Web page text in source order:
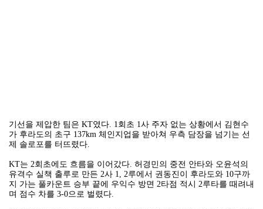
기선을 제압한 팀은 KT였다. 1회초 1사 주자 없는 상황에서 김현수
가 후라도의 초구 137km 체인지업을 받아쳐 우측 담장을 넘기는 선
제 솔로포를 터뜨렸다.
KT는 2회초에도 흐름을 이어갔다. 허경민의 중전 안타와 오윤석의
유격수 실책 출루로 만든 2사 1, 2루에서 권동진이 후라도와 10구까
지 가는 풀카운트 승부 끝에 우익수 방면 2타점 적시 2루타를 때려내
며 점수 차를 3-0으로 벌렸다.